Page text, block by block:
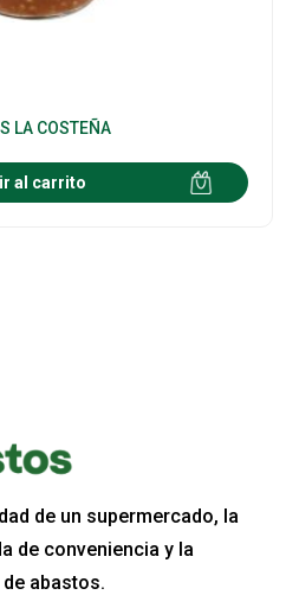
LA COSTEÑA
al carrito
de un supermercado, la
de conveniencia y la
abastos.